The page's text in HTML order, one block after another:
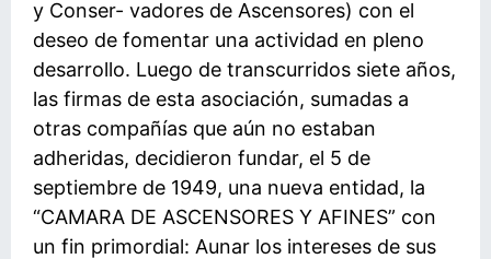
y Conser- vadores de Ascensores) con el
deseo de fomentar una actividad en pleno
desarrollo. Luego de transcurridos siete años,
las firmas de esta asociación, sumadas a
otras compañías que aún no estaban
adheridas, decidieron fundar, el 5 de
septiembre de 1949, una nueva entidad, la
“CAMARA DE ASCENSORES Y AFINES” con
un fin primordial: Aunar los intereses de sus